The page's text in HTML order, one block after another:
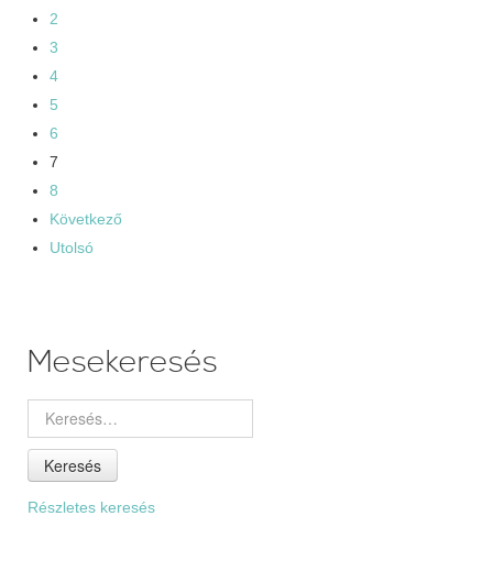
2
3
4
5
6
7
8
Következő
Utolsó
Mesekeresés
Keresés
Részletes keresés